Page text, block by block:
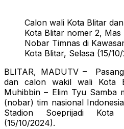
Calon wali Kota Blitar
Kota Blitar nomer 2, Mas
Nobar Timnas di
Kota Blitar, Selasa (15/
BLITAR, MADUTV –
dan calon wakil wali Kota
Muhibbin – Elim Tyu Samba
(nobar) tim nasional
Stadion Soeprijadi
(15/10/2024).